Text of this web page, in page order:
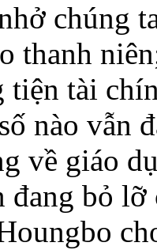
chúng
thanh
tài
nào vẫn
về giáo
đang bỏ